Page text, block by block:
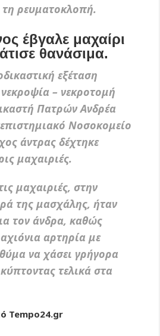
τη ρευματοκλοπή.
έβγαλε μαχαίρι
θανάσιμα.
εξέταση
– νεκροτομή
Πατρών Ανδρέα
Νοσοκομείο
άντρας δέχτηκε
μαχαιριές.
μαχαιριές, στην
της μασχάλης, ήταν
τον άνδρα, καθώς
αρτηρία με
να χάσει γρήγορα
τελικά στα
Tempo24.gr